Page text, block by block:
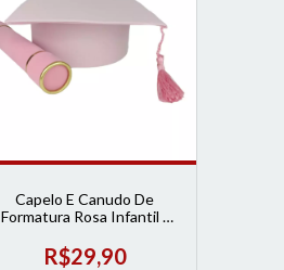
Capelo E Canudo De
Formatura Rosa Infantil |
R$29,90